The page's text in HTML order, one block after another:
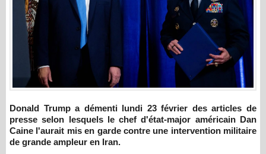
Donald Trump a démenti lundi 23 février des articles de
presse selon lesquels le chef d'état-major américain Dan
Caine l'aurait mis en garde contre une intervention militaire
de grande ampleur en Iran.